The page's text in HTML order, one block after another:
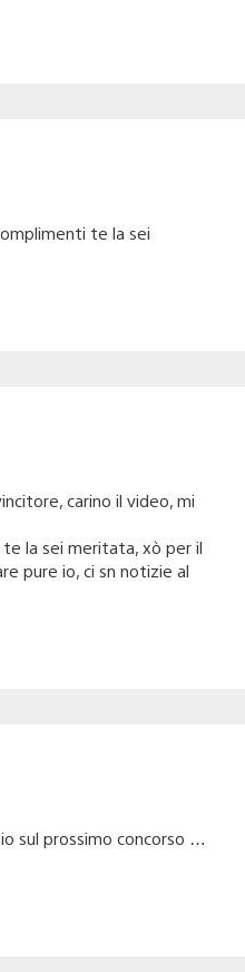
te la sei
carino il video, mi
la sei meritata, xò per il
pure io, ci sn notizie al
sul prossimo concorso …